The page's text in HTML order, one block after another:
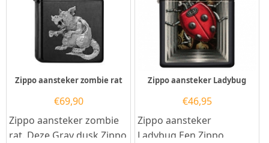
Zippo aansteker zombie rat
€69,90
Zippo aansteker zombie
rat. Deze Gray dusk Zippo
Zippo aansteker Ladybug
€46,95
Zippo aansteker
Ladybug.Een Zippo